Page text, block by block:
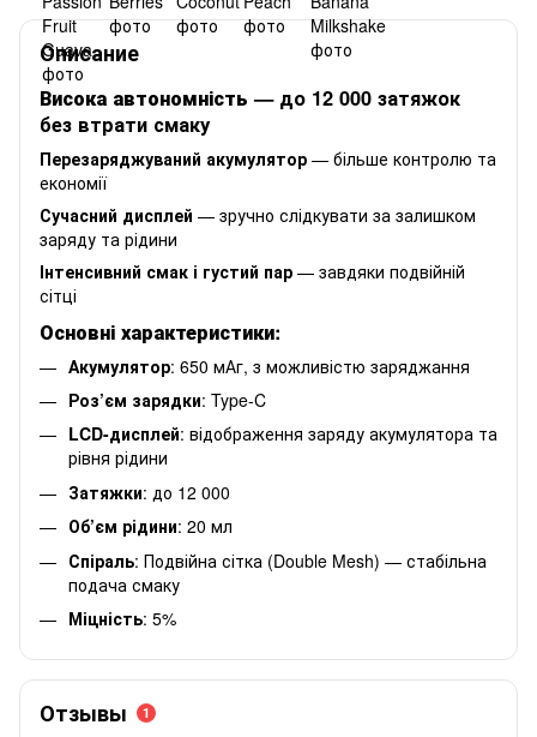
Описание
Висока автономність — до 12 000 затяжок
без втрати смаку
Перезаряджуваний акумулятор — більше контролю та
економії
Сучасний дисплей — зручно слідкувати за залишком
заряду та рідини
Інтенсивний смак і густий пар — завдяки подвійній
сітці
Основні характеристики:
Акумулятор: 650 мАг, з можливістю заряджання
Роз’єм зарядки: Type-C
LCD-дисплей: відображення заряду акумулятора та
рівня рідини
Затяжки: до 12 000
Об’єм рідини: 20 мл
Спіраль: Подвійна сітка (Double Mesh) — стабільна
подача смаку
Міцність: 5%
Отзывы 1